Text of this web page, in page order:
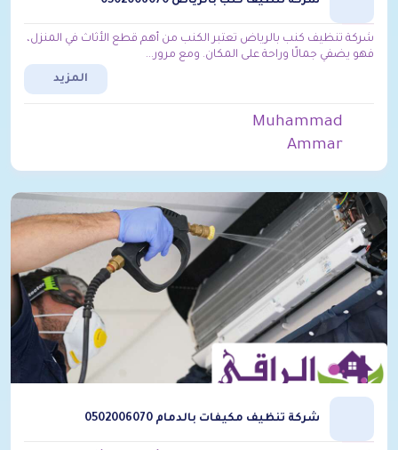
شركة تنظيف كنب بالرياض تعتبر الكنب من أهم قطع الأثاث في المنزل،
فهو يضفي جمالًا وراحة على المكان. ومع مرور...
المزيد
Muhammad
Ammar
شركة تنظيف مكيفات بالدمام 0502006070